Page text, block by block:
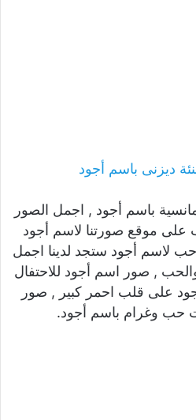
ديزنى باسم أجود
باسم أجود , اجمل الصور
على موقع صورتنا لاسم أجود
لاسم أجود ستجد لدينا اجمل
, صور اسم أجود للاحتفال
على قلب احمر كبير , صور
حب وغرام باسم أجود.